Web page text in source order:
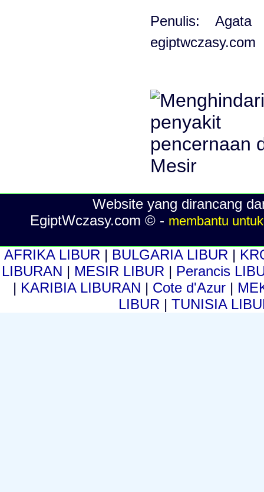
Penulis:
egiptwczasy.com
Website yang dirancang
EgiptWczasy.com © - membantu
AFRIKA LIBUR | BULGARIA LIBUR |
LIBURAN | MESIR LIBUR | Perancis
| KARIBIA LIBURAN | Cote d'Azur |
LIBUR | TUNISIA